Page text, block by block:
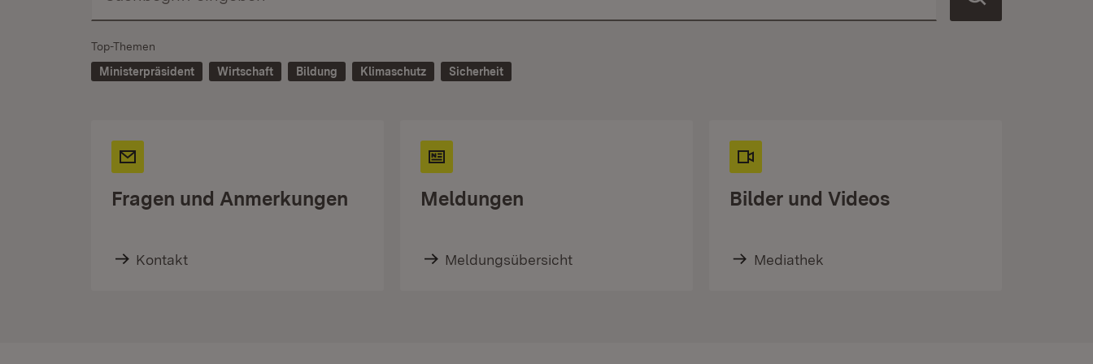
Top-Themen
Ministerpräsident
Wirtschaft Bildung Klimaschutz Sicherheit
Fragen und Anmerkungen
Kontakt
Meldungen
Meldungsübersicht
Bilder und Videos
Mediathek